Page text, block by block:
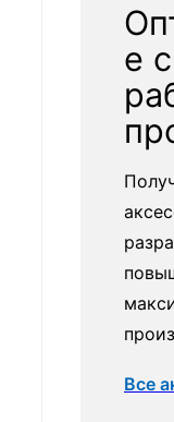
е
Все